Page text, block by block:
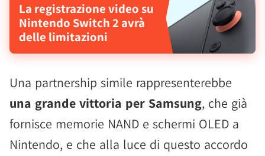
La registrazione video su
Nintendo Switch 2 avrà
delle limitazioni
Una partnership simile rappresenterebbe
una grande vittoria per Samsung, che già
fornisce memorie NAND e schermi OLED a
Nintendo, e che alla luce di questo accordo